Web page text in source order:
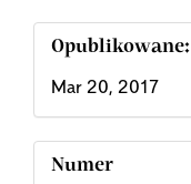
Opublikowane:
Mar 20, 2017
Numer